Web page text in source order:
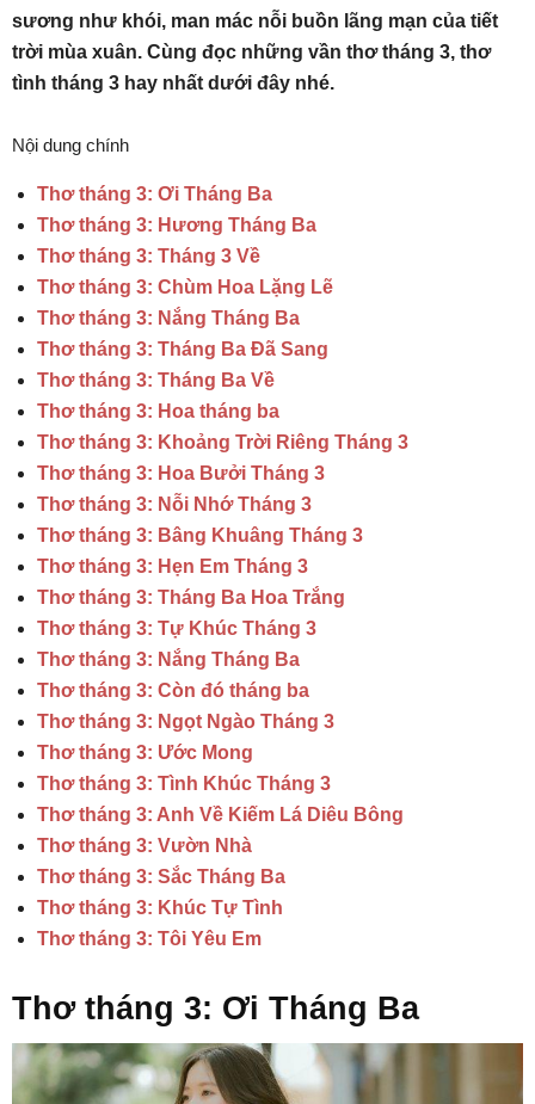
sương như khói, man mác nỗi buồn lãng mạn của tiết
trời mùa xuân. Cùng đọc những vần thơ tháng 3, thơ
tình tháng 3 hay nhất dưới đây nhé.
Nội dung chính
Thơ tháng 3: Ơi Tháng Ba
Thơ tháng 3: Hương Tháng Ba
Thơ tháng 3: Tháng 3 Về
Thơ tháng 3: Chùm Hoa Lặng Lẽ
Thơ tháng 3: Nắng Tháng Ba
Thơ tháng 3: Tháng Ba Đã Sang
Thơ tháng 3: Tháng Ba Về
Thơ tháng 3: Hoa tháng ba
Thơ tháng 3: Khoảng Trời Riêng Tháng 3
Thơ tháng 3: Hoa Bưởi Tháng 3
Thơ tháng 3: Nỗi Nhớ Tháng 3
Thơ tháng 3: Bâng Khuâng Tháng 3
Thơ tháng 3: Hẹn Em Tháng 3
Thơ tháng 3: Tháng Ba Hoa Trắng
Thơ tháng 3: Tự Khúc Tháng 3
Thơ tháng 3: Nắng Tháng Ba
Thơ tháng 3: Còn đó tháng ba
Thơ tháng 3: Ngọt Ngào Tháng 3
Thơ tháng 3: Ước Mong
Thơ tháng 3: Tình Khúc Tháng 3
Thơ tháng 3: Anh Về Kiếm Lá Diêu Bông
Thơ tháng 3: Vườn Nhà
Thơ tháng 3: Sắc Tháng Ba
Thơ tháng 3: Khúc Tự Tình
Thơ tháng 3: Tôi Yêu Em
Thơ tháng 3: Ơi Tháng Ba